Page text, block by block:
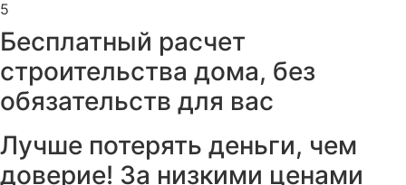
5
Бесплатный расчет
строительства дома, без
обязательств для вас
Лучше потерять деньги, чем
доверие! За низкими ценами